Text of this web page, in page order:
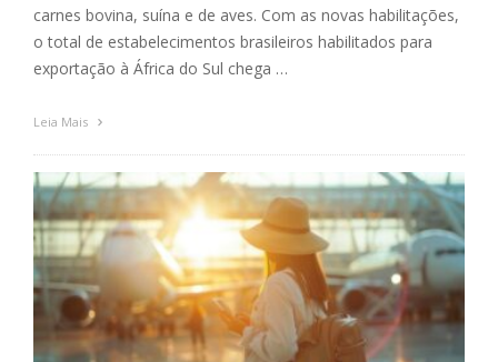
carnes bovina, suína e de aves. Com as novas habilitações,
o total de estabelecimentos brasileiros habilitados para
exportação à África do Sul chega …
Leia Mais